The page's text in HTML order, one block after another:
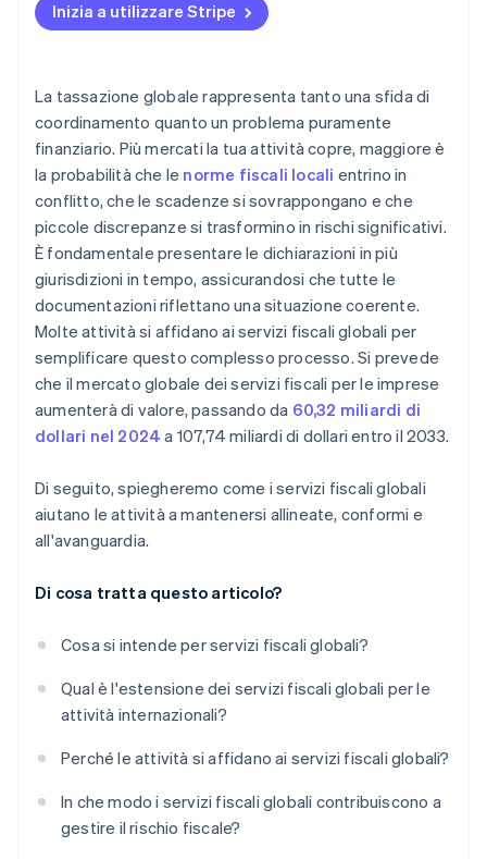
Allineamento delle politiche transfrontaliere
Aggiornamenti in tempo reale
Approfondimento tecnico tra tipi di tasse
Coordinamento e struttura dell’account
Integrazione tecnologica
Possibilità di crescita e assistenza a lungo termine
Inizia a utilizzare Stripe
La tassazione globale rappresenta tanto una sfida di
coordinamento quanto un problema puramente
finanziario. Più mercati la tua attività copre, maggiore è
la probabilità che le norme fiscali locali entrino in
conflitto, che le scadenze si sovrappongano e che
piccole discrepanze si trasformino in rischi significativi.
È fondamentale presentare le dichiarazioni in più
giurisdizioni in tempo, assicurandosi che tutte le
documentazioni riflettano una situazione coerente.
Molte attività si affidano ai servizi fiscali globali per
semplificare questo complesso processo. Si prevede
che il mercato globale dei servizi fiscali per le imprese
aumenterà di valore, passando da 60,32 miliardi di
dollari nel 2024 a 107,74 miliardi di dollari entro il 2033.
Di seguito, spiegheremo come i servizi fiscali globali
aiutano le attività a mantenersi allineate, conformi e
all'avanguardia.
Di cosa tratta questo articolo?
Cosa si intende per servizi fiscali globali?
Qual è l'estensione dei servizi fiscali globali per le
attività internazionali?
Perché le attività si affidano ai servizi fiscali globali?
In che modo i servizi fiscali globali contribuiscono a
gestire il rischio fiscale?